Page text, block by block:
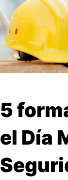
Buscar
5
el Día